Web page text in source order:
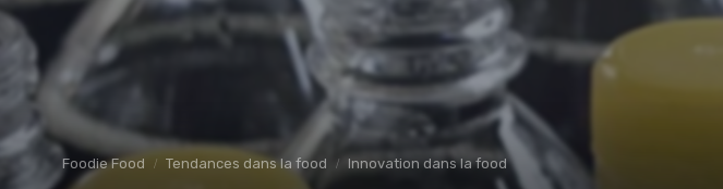
Foodie Food Tendances dans la food Innovation dans la food